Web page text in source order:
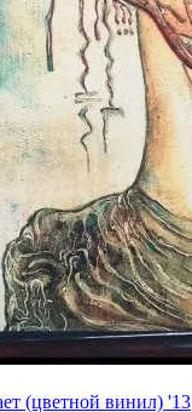
(цветной винил) '13